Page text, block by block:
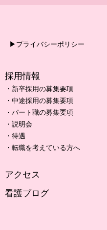
▶プライバシーポリシー
採用情報
・新卒採用の募集要項
・中途採用の募集要項
・パート職の募集要項
・説明会
・待遇
・転職を考えている方へ
アクセス
看護ブログ